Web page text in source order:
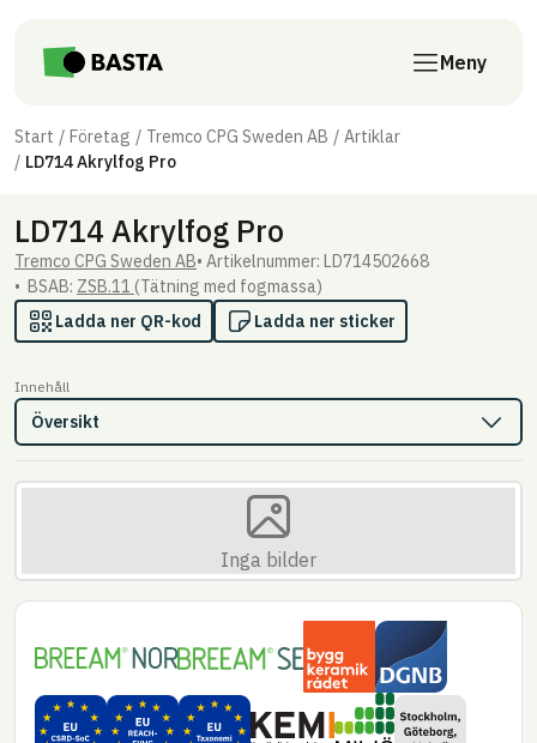
Meny
Start Företag Tremco CPG Sweden AB
Artiklar
LD714 Akrylfog Pro
LD714 Akrylfog Pro
Tremco CPG Sweden AB Artikel­nummer: LD714502668
BSAB: ZSB.11 (Tätning med fogmassa)
Ladda ner QR-kod
Ladda ner sticker
Innehåll
Översikt
Inga bilder
BREEAM NOR BREEAM SE
Byggkeramikrådet
DGNB – Danmark
EU CSRD – Substances of concern (SoC)
EU REACH – SVHC
EU Taxonomi
Kemikalie­inspektionen
Miljöbyggnad
Miljökrav